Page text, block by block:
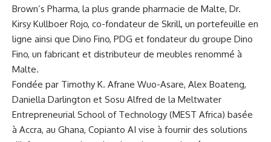
Brown’s Pharma,⁣ la plus grande pharmacie de Malte, Dr.
Kirsy Kullboer Rojo, ⁢co-fondateur de⁤ Skrill, un portefeuille en
ligne ‍ainsi que Dino ⁢Fino, PDG et fondateur du‍ groupe Dino
Fino, un fabricant et distributeur de meubles renommé à
‍Malte.
Fondée par Timothy K. Afrane Wuo-Asare, Alex ⁤Boateng,
Daniella Darlington et Sosu ⁤Alfred de la Meltwater
⁣Entrepreneurial‍ School of Technology (MEST Africa) ‍basée
à Accra, au Ghana,⁣ Copianto AI vise à fournir des solutions